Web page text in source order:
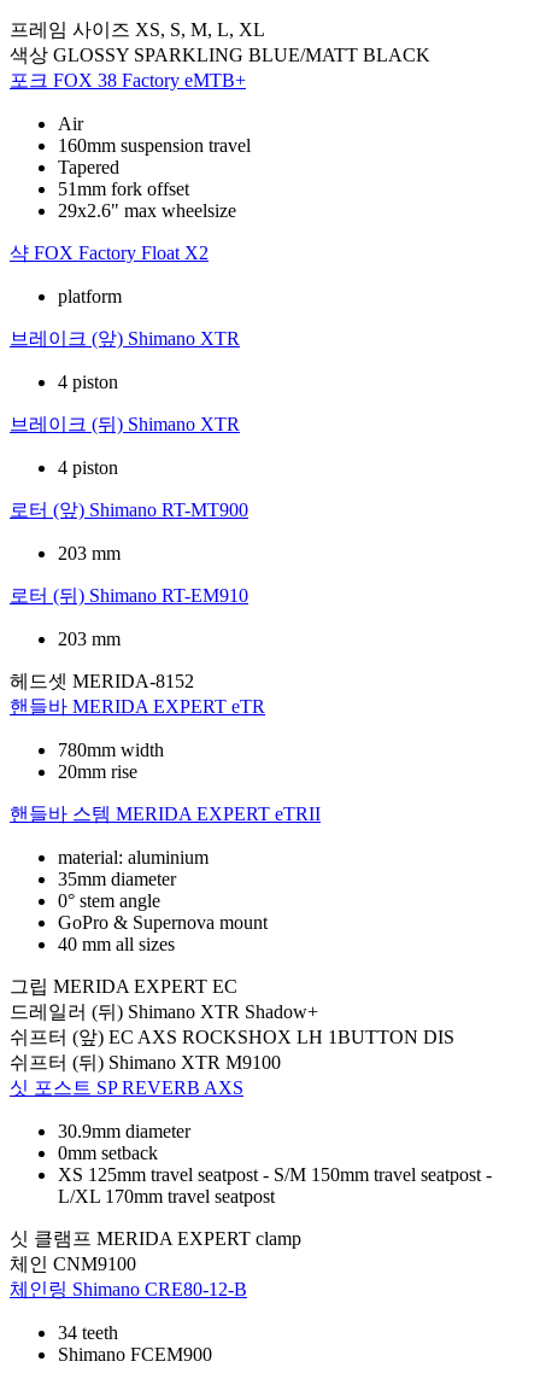
프레임 사이즈 XS, S, M, L, XL
색상 GLOSSY SPARKLING BLUE/MATT BLACK
포크 FOX 38 Factory eMTB+
Air
160mm suspension travel
Tapered
51mm fork offset
29x2.6" max wheelsize
샥 FOX Factory Float X2
platform
브레이크 (앞) Shimano XTR
4 piston
브레이크 (뒤) Shimano XTR
4 piston
로터 (앞) Shimano RT-MT900
203 mm
로터 (뒤) Shimano RT-EM910
203 mm
헤드셋 MERIDA-8152
핸들바 MERIDA EXPERT eTR
780mm width
20mm rise
핸들바 스템 MERIDA EXPERT eTRII
material: aluminium
35mm diameter
0° stem angle
GoPro & Supernova mount
40 mm all sizes
그립 MERIDA EXPERT EC
드레일러 (뒤) Shimano XTR Shadow+
쉬프터 (앞) EC AXS ROCKSHOX LH 1BUTTON DIS
쉬프터 (뒤) Shimano XTR M9100
싯 포스트 SP REVERB AXS
30.9mm diameter
0mm setback
XS 125mm travel seatpost - S/M 150mm travel seatpost -
L/XL 170mm travel seatpost
싯 클램프 MERIDA EXPERT clamp
체인 CNM9100
체인링 Shimano CRE80-12-B
34 teeth
Shimano FCEM900